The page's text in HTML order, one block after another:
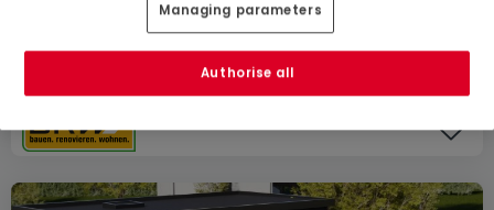
3
115 m² 440.000 €
Managing parameters
Authorise all